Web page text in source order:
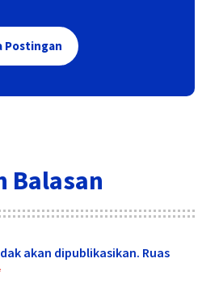
Postingan
Balasan
akan dipublikasikan. Ruas